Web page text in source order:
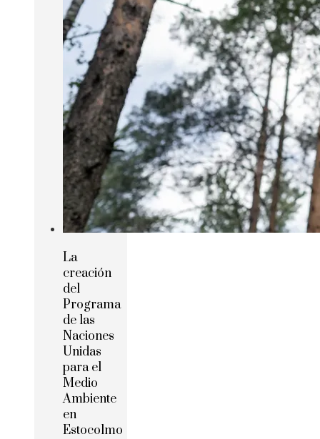
La
creación
del
Programa
de las
Naciones
Unidas
para el
Medio
Ambiente
en
Estocolmo